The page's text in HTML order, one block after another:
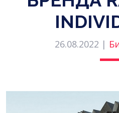
26.08.2022 |